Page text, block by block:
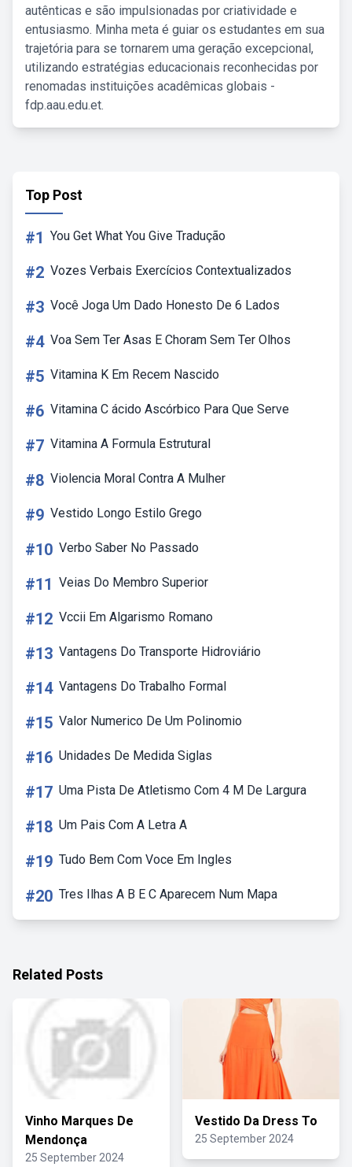
autênticas e são impulsionadas por criatividade e
entusiasmo. Minha meta é guiar os estudantes em sua
trajetória para se tornarem uma geração excepcional,
utilizando estratégias educacionais reconhecidas por
renomadas instituições acadêmicas globais -
fdp.aau.edu.et.
Top Post
#1 You Get What You Give Tradução
#2 Vozes Verbais Exercícios Contextualizados
#3 Você Joga Um Dado Honesto De 6 Lados
#4 Voa Sem Ter Asas E Choram Sem Ter Olhos
#5 Vitamina K Em Recem Nascido
#6 Vitamina C ácido Ascórbico Para Que Serve
#7 Vitamina A Formula Estrutural
#8 Violencia Moral Contra A Mulher
#9 Vestido Longo Estilo Grego
#10 Verbo Saber No Passado
#11 Veias Do Membro Superior
#12 Vccii Em Algarismo Romano
#13 Vantagens Do Transporte Hidroviário
#14 Vantagens Do Trabalho Formal
#15 Valor Numerico De Um Polinomio
#16 Unidades De Medida Siglas
#17 Uma Pista De Atletismo Com 4 M De Largura
#18 Um Pais Com A Letra A
#19 Tudo Bem Com Voce Em Ingles
#20 Tres Ilhas A B E C Aparecem Num Mapa
Related Posts
Vinho Marques De
Mendonça
25 September 2024
Vestido Da Dress To
25 September 2024